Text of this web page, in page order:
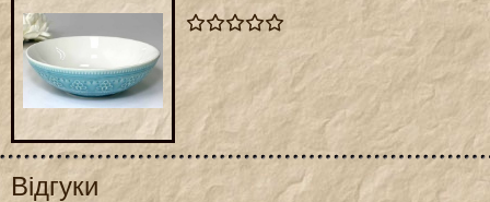
Відгуки